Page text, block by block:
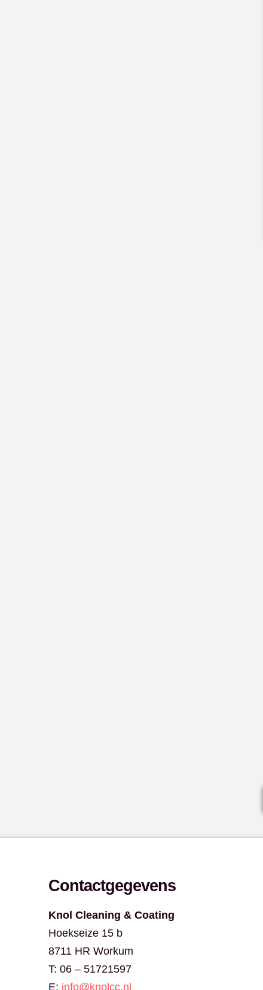
Contactgegevens
Knol Cleaning & Coating
Hoekseize 15 b
8711 HR Workum
T: 06 – 51721597
E: info@knolcc.nl